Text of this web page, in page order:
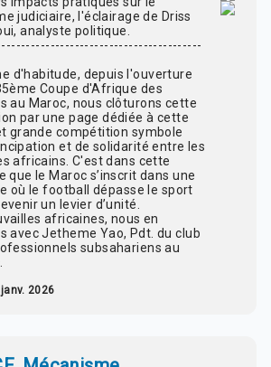
judiciaire, l'éclairage de Driss
analyste politique.
d'habitude, depuis l'ouverture
Coupe d'Afrique des
au Maroc, nous clôturons cette
par une page dédiée à cette
grande compétition symbole
et de solidarité entre les
africains. C'est dans cette
que le Maroc s’inscrit dans une
où le football dépasse le sport
un levier d’unité.
africaines, nous en
avec Jetheme Yao, Pdt. du club
subsahariens au
2026